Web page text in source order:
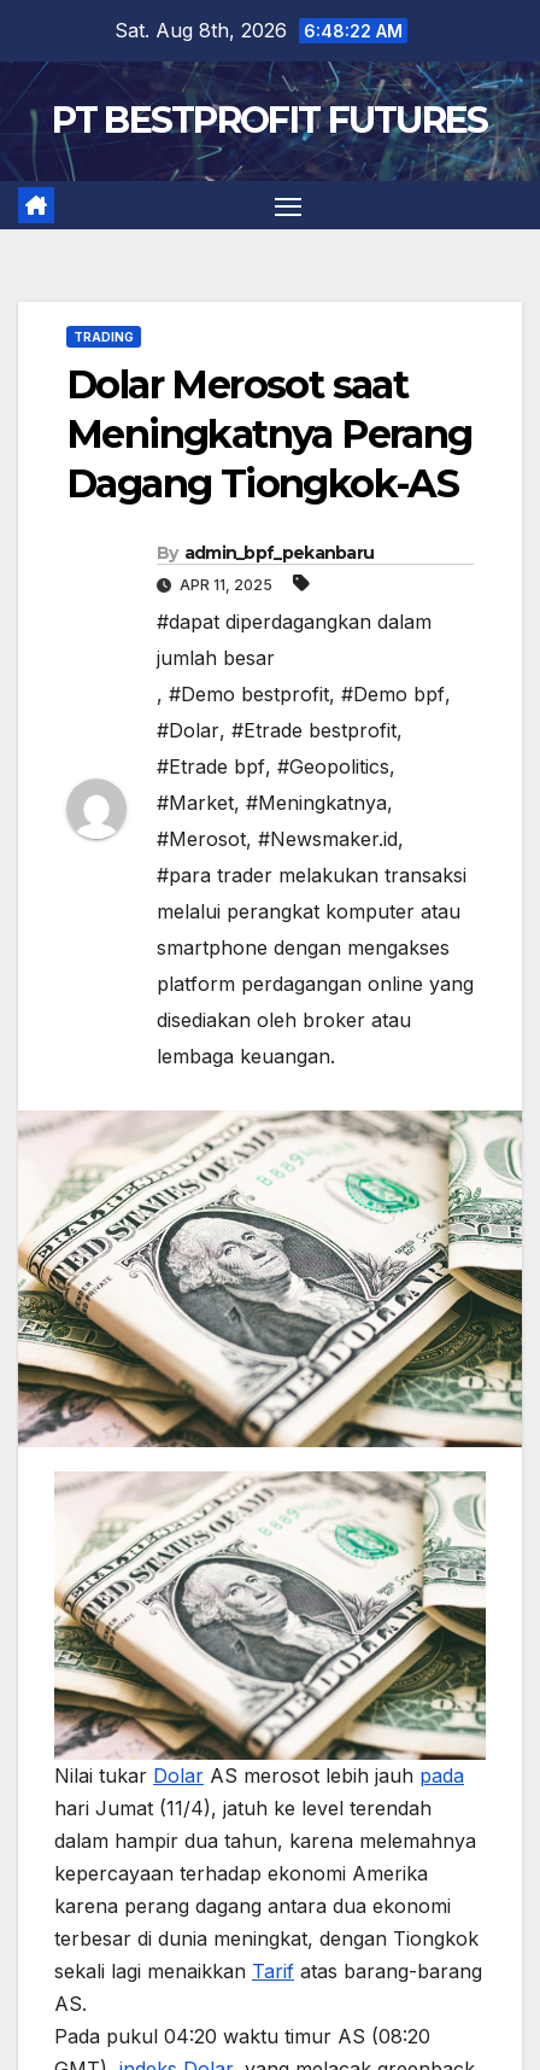
content
Sat. Aug 8th, 2026 6:48:23 AM
PT BESTPROFIT FUTURES
TRADING
Dolar Merosot saat
Meningkatnya Perang
Dagang Tiongkok-AS
By admin_bpf_pekanbaru
APR 11, 2025
#dapat diperdagangkan dalam
jumlah besar
, #Demo bestprofit, #Demo bpf,
#Dolar, #Etrade bestprofit,
#Etrade bpf, #Geopolitics,
#Market, #Meningkatnya,
#Merosot, #Newsmaker.id,
#para trader melakukan transaksi
melalui perangkat komputer atau
smartphone dengan mengakses
platform perdagangan online yang
disediakan oleh broker atau
lembaga keuangan.
Nilai tukar Dolar AS merosot lebih jauh pada
hari Jumat (11/4), jatuh ke level terendah
dalam hampir dua tahun, karena melemahnya
kepercayaan terhadap ekonomi Amerika
karena perang dagang antara dua ekonomi
terbesar di dunia meningkat, dengan Tiongkok
sekali lagi menaikkan Tarif atas barang-barang
AS.
Pada pukul 04:20 waktu timur AS (08:20